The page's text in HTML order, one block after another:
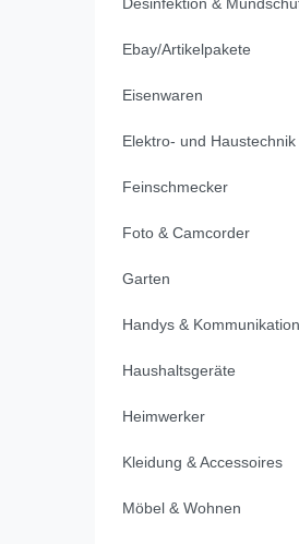
Desinfektion &
Ebay/Artikelpakete
Eisenwaren
Elektro- und Haustechnik
Feinschmecker
Foto & Camcorder
Garten
Handys & Kommunikation
Haushaltsgeräte
Heimwerker
Kleidung & Accessoires
Möbel & Wohnen